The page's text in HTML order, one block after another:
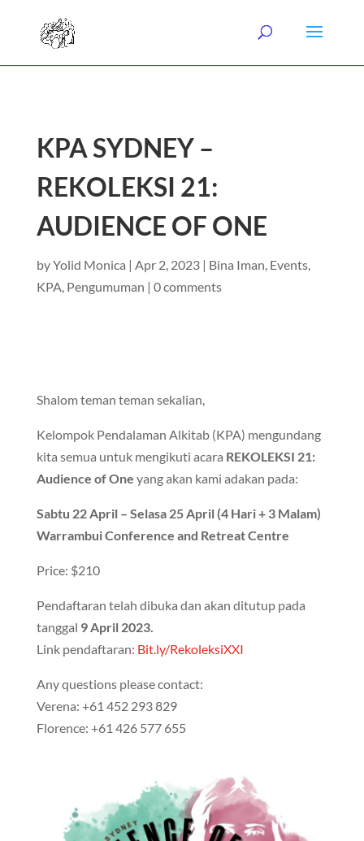
KPA SYDNEY –
REKOLEKSI 21:
AUDIENCE OF ONE
byYolid Monica | Apr 2, 2023| Bina Iman, Events,
KPA, Pengumuman | 0 comments
Shalom teman teman sekalian,
Kelompok Pendalaman Alkitab (KPA) mengundang
kita semua untuk mengikuti acara REKOLEKSI 21:
Audience of One yang akan kami adakan pada:
Sabtu 22 April – Selasa 25 April (4 Hari + 3 Malam)
Warrambui Conference and Retreat Centre
Price: $210
Pendaftaran telah dibuka dan akan ditutup pada
tanggal 9 April 2023.
Link pendaftaran: Bit.ly/RekoleksiXXI
Any questions please contact:
Verena: +61 452 293 829
Florence: +61 426 577 655